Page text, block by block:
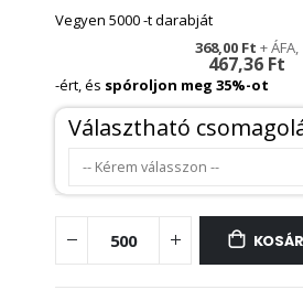
Vegyen 5000 -t darabját
467,36 Ft
368,00 Ft
-ért, és spóroljon meg 35%-ot
Választható